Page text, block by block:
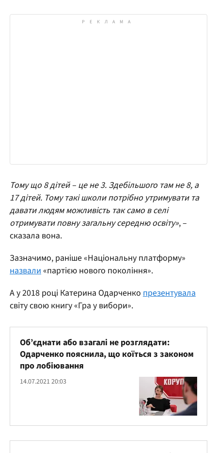
Тому що 8 дітей – це не 3. Здебільшого там не 8, а
17 дітей. Тому такі школи потрібно утримувати та
давати людям можливість так само в селі
отримувати повну загальну середню освіту», –
сказала вона.
Зазначимо, раніше «Національну платформу»
назвали«партією нового покоління».
А у 2018 році Катерина Одарченко презентувала
світу свою книгу «Гра у вибори».
Об’єднати або взагалі не розглядати:
Одарченко пояснила, що коїться з законом
про лобіювання
14.07.2021 20:03